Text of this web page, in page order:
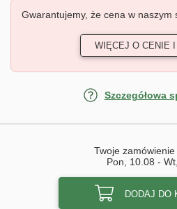
Gwarantujemy, że cena w naszym
WIĘCEJ O CENIE
Szczegółowa
Twoje
Pon, 10.08 -
DODAJ DO